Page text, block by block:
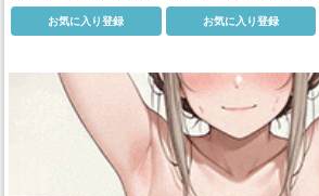
カ
お気に入り登録
イミ早瀬ユウカ杏山カズサ
栗村アイリ生塩ノア百合園
お気に入り登録